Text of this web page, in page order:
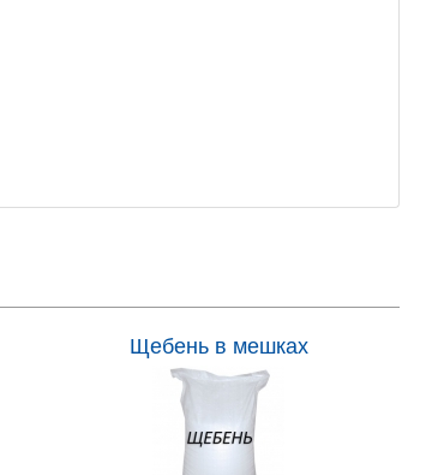
Щебень в мешках